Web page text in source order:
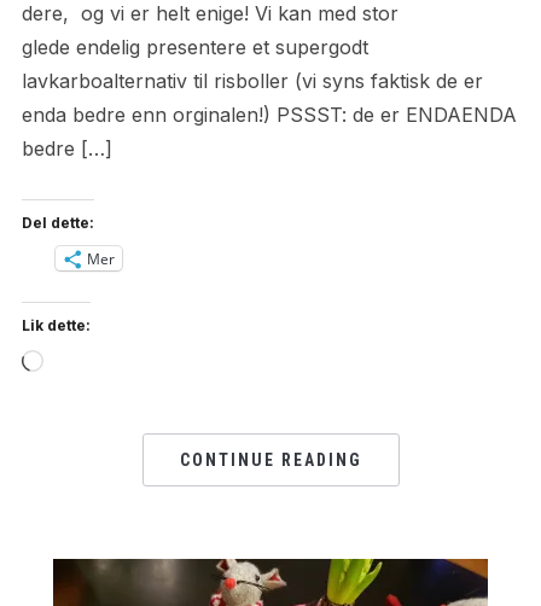
dere, og vi er helt enige! Vi kan med stor
glede endelig presentere et supergodt
lavkarboalternativ til risboller (vi syns faktisk de er
enda bedre enn orginalen!) PSSST: de er ENDAENDA
bedre […]
Del dette:
Mer
Lik dette:
Loading…
CONTINUE READING